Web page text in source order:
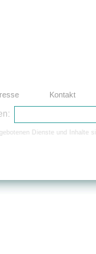
Kontakt
Dienste und Inhalte